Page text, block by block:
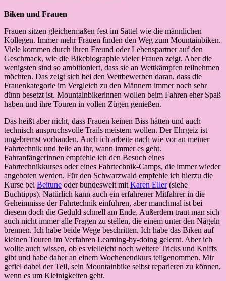
Biken und Frauen
Frauen sitzen gleichermaßen fest im Sattel wie die männlichen
Kollegen. Immer mehr Frauen finden den Weg zum Mountainbiken.
Viele kommen durch ihren Freund oder Lebenspartner auf den
Geschmack, wie die Bikebiographie vieler Frauen zeigt. Aber die
wenigsten sind so ambitioniert, dass sie an Wettkämpfen teilnehmen
möchten. Das zeigt sich bei den Wettbewerben daran, dass die
Frauenkategorie im Vergleich zu den Männern immer noch sehr
dünn besetzt ist. Mountainbikerinnen wollen beim Fahren eher Spaß
haben und ihre Touren in vollen Zügen genießen.
Das heißt aber nicht, dass Frauen keinen Biss hätten und auch
technisch anspruchsvolle Trails meistern wollen. Der Ehrgeiz ist
ungebremst vorhanden. Auch ich arbeite nach wie vor an meiner
Fahrtechnik und feile an ihr, wann immer es geht.
Fahranfängerinnen empfehle ich den Besuch eines
Fahrtechnikkurses oder eines Fahrtechnik-Camps, die immer wieder
angeboten werden. Für den Schwarzwald empfehle ich hierzu die
Kurse bei Beitune oder bundesweit mit Karen Eller(siehe
Buchtipps). Natürlich kann auch ein erfahrener Mitfahrer in die
Geheimnisse der Fahrtechnik einführen, aber manchmal ist bei
diesem doch die Geduld schnell am Ende. Außerdem traut man sich
auch nicht immer alle Fragen zu stellen, die einem unter den Nägeln
brennen. Ich habe beide Wege beschritten. Ich habe das Biken auf
kleinen Touren im Verfahren Learning-by-doing gelernt. Aber ich
wollte auch wissen, ob es vielleicht noch weitere Tricks und Kniffs
gibt und habe daher an einem Wochenendkurs teilgenommen. Mir
gefiel dabei der Teil, sein Mountainbike selbst reparieren zu können,
wenn es um Kleinigkeiten geht.